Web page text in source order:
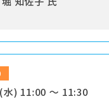
) 11:00 ～ 11:30